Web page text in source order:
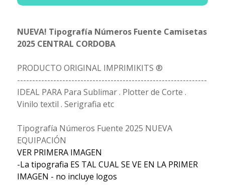
NUEVA! Tipografía Números Fuente Camisetas
2025 CENTRAL CORDOBA
PRODUCTO ORIGINAL IMPRIMIKITS ®
---------------------------------------------------------------
IDEAL PARA Para Sublimar . Plotter de Corte .
Vinilo textil . Serigrafia etc
Tipografía Números Fuente 2025 NUEVA
EQUIPACIÓN
VER PRIMERA IMAGEN
-La tipografia ES TAL CUAL SE VE EN LA PRIMER
IMAGEN - no incluye logos